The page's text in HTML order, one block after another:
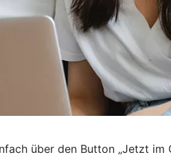
über den Button „Jetzt im